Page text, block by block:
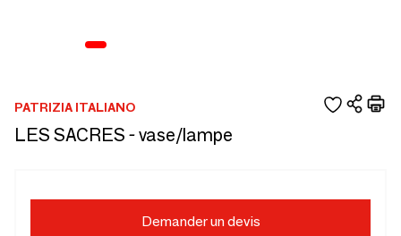
PATRIZIA ITALIANO
LES SACRES - vase/lampe
Demander un devis